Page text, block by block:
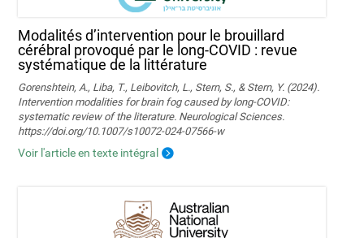
Modalités d’intervention pour le brouillard
cérébral provoqué par le long-COVID : revue
systématique de la littérature
Gorenshtein, A., Liba, T., Leibovitch, L., Stern, S., & Stern, Y. (2024).
Intervention modalities for brain fog caused by long‑COVID:
systematic review of the literature. Neurological Sciences.
https://doi.org/10.1007/s10072-024-07566-w
Voir l'article en texte intégral